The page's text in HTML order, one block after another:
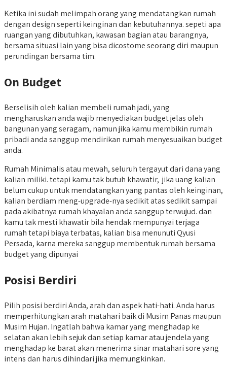
Ketika ini sudah melimpah orang yang mendatangkan rumah
dengan design seperti keinginan dan kebutuhannya. sepeti apa
ruangan yang dibutuhkan, kawasan bagian atau barangnya,
bersama situasi lain yang bisa dicostome seorang diri maupun
perundingan bersama tim.
On Budget
Berselisih oleh kalian membeli rumah jadi, yang
mengharuskan anda wajib menyediakan budget jelas oleh
bangunan yang seragam, namun jika kamu membikin rumah
pribadi anda sanggup mendirikan rumah menyesuaikan budget
anda.
Rumah Minimalis atau mewah, seluruh tergayut dari dana yang
kalian miliki. tetapi kamu tak butuh khawatir, jika uang kalian
belum cukup untuk mendatangkan yang pantas oleh keinginan,
kalian berdiam meng-upgrade-nya sedikit atas sedikit sampai
pada akibatnya rumah khayalan anda sanggup terwujud. dan
kamu tak mesti khawatir bila hendak mempunyai terjaga
rumah tetapi biaya terbatas, kalian bisa menunuti Qyusi
Persada, karna mereka sanggup membentuk rumah bersama
budget yang dipunyai
Posisi Berdiri
Pilih posisi berdiri Anda, arah dan aspek hati-hati. Anda harus
memperhitungkan arah matahari baik di Musim Panas maupun
Musim Hujan. Ingatlah bahwa kamar yang menghadap ke
selatan akan lebih sejuk dan setiap kamar atau jendela yang
menghadap ke barat akan menerima sinar matahari sore yang
intens dan harus dihindari jika memungkinkan.